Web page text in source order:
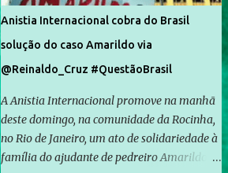
Anistia Internacional cobra do Brasil
solução do caso Amarildo via
@Reinaldo_Cruz #QuestãoBrasil
A Anistia Internacional promove na manhã
deste domingo, na comunidade da Rocinha,
no Rio de Janeiro, um ato de solidariedade à
família do ajudante de pedreiro Amarildo de